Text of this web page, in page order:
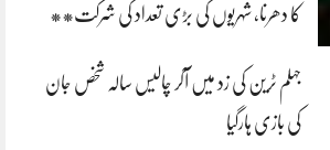
کا دھرنا، شہریوں کی بڑی تعداد کی شرکت**
جہلم ٹرین کی زد میں آکر چالیس سالہ شخص جان
کی بازی ہارگیا